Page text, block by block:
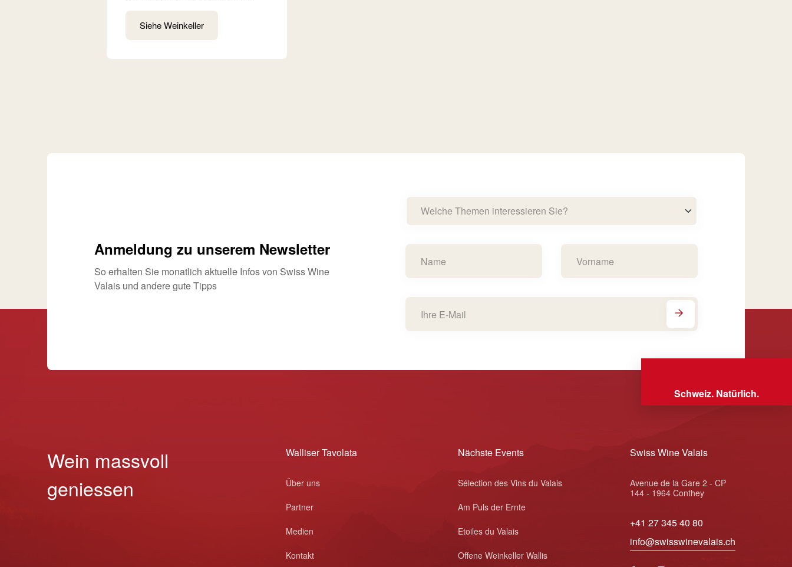
Siehe Weinkeller
Anmeldung zu unserem Newsletter
So erhalten Sie monatlich aktuelle Infos von Swiss Wine
Valais und andere gute Tipps
Welche Themen interessieren Sie?
Schweiz. Natürlich.
Wein massvoll
geniessen
Walliser Tavolata
Über uns
Partner
Medien
Kontakt
Nächste Events
Sélection des Vins du Valais
Am Puls der Ernte
Etoiles du Valais
Offene Weinkeller Wallis
Swiss Wine Valais
Avenue de la Gare 2 - CP
144 - 1964 Conthey
+41 27 345 40 80
info@swisswinevalais.ch